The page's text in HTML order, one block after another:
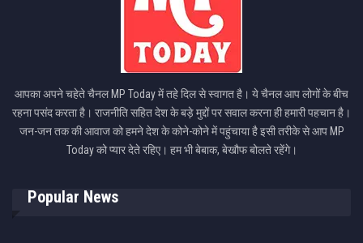
आपका अपने चहेते चैनल MP Today में तहे दिल से स्वागत है। ये चैनल आप लोगों के बीच
रहना पसंद करता है। राजनीति सहित देश के बड़े मुद्दों पर सवाल करना ही हमारी पहचान है।
जन-जन तक की आवाज को हमने देश के कोने-कोने में पहुंचाया है इसी तरीके से आप MP
Today को प्यार देते रहिए। हम भी बेबाक, बेखौफ बोलते रहेंगे।
Popular News